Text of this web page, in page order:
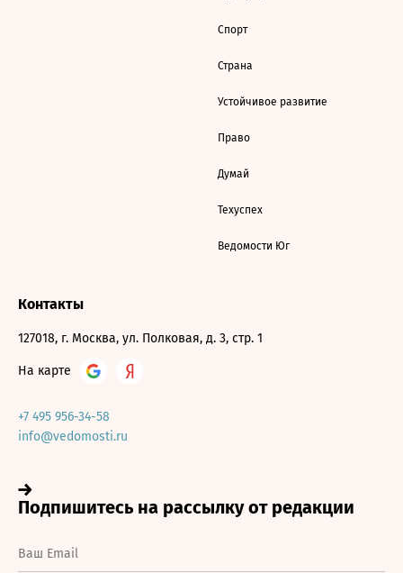
Спорт
Страна
Устойчивое развитие
Право
Думай
Техуспех
Ведомости Юг
Контакты
127018, г. Москва, ул. Полковая, д. 3, стр. 1
На карте
+7 495 956-34-58
info@vedomosti.ru